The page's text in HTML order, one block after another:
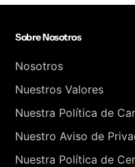
Sobre Nosotros
Nosotros
Nuestros Valores
Nuestra Política de
Nuestro Aviso de
Nuestra Política de